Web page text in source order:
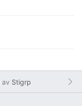
av Stigrp